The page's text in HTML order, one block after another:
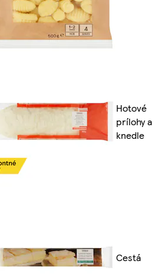
Hotové
prílohy a
knedle
Cestá